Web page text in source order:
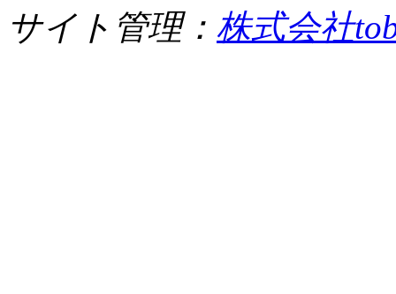
サイト管理： 株式会社